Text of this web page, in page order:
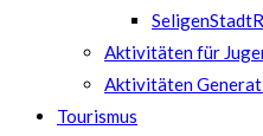
Aktivitäten für
Aktivitäten
Tourismus